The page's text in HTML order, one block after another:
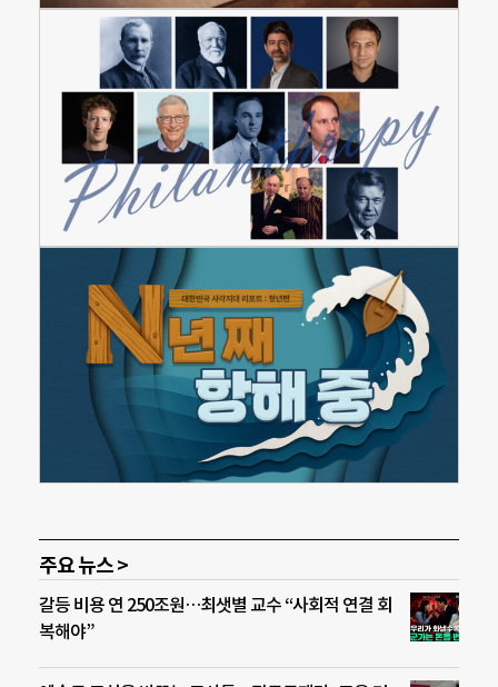
주요 뉴스 >
갈등 비용 연 250조원…최샛별 교수 “사회적 연결 회
복해야”